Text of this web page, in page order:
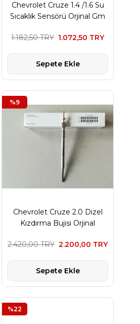
Chevrolet Cruze 1.4 /1.6 Su
Sıcaklık Sensörü Orjinal Gm
1.072,50 TRY
1.182,50 TRY
Sepete Ekle
Chevrolet Cruze 2.0 Dizel
Kızdırma Bujisi Orjinal
2.200,00 TRY
2.420,00 TRY
Sepete Ekle
%9
%22